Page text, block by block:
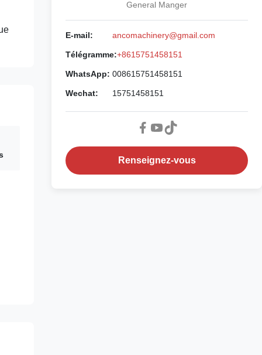
General Manger
E-mail: ancomachinery@gmail.com
Télégramme:+8615751458151
WhatsApp: 008615751458151
Wechat: 15751458151
Renseignez-vous